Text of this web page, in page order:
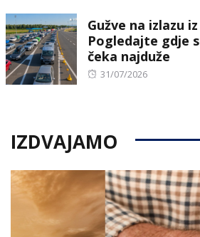
Gužve na izlazu
Pogledajte gdje
čeka najduže
Posted
31/07/2026
IZDVAJAMO